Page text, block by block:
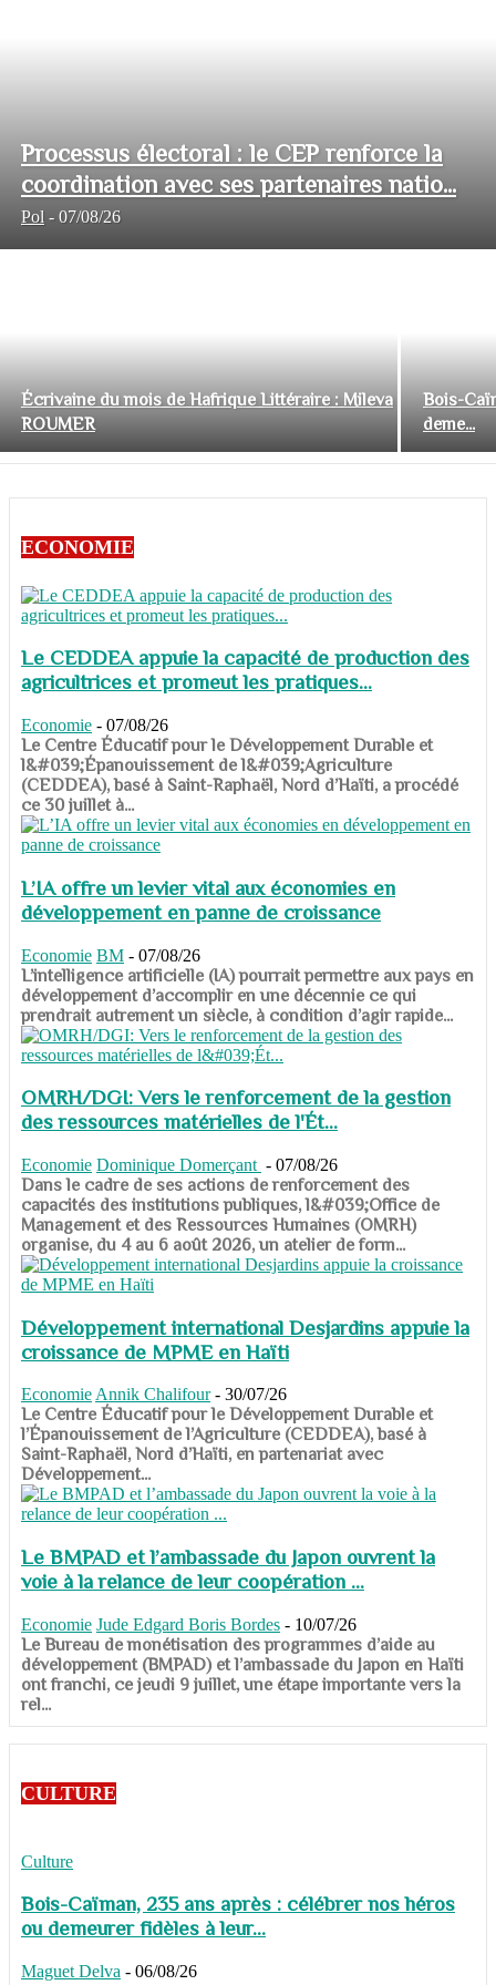
Processus électoral : le CEP renforce la
coordination avec ses partenaires natio...
Pol - 07/08/26
Écrivaine du mois de Hafrique Littéraire : Mileva
ROUMER
Bois-
deme...
ECONOMIE
Le CEDDEA appuie la capacité de production des
agricultrices et promeut les pratiques...
Economie - 07/08/26
​​​​​​​Le Centre Éducatif pour le Développement Durable et
l&#039;Épanouissement de l&#039;Agriculture
(CEDDEA), basé à Saint-Raphaël, Nord d’Haïti, a procédé
ce 30 juillet à...
L’IA offre un levier vital aux économies en
développement en panne de croissance
Economie BM - 07/08/26
​​​​​​​L’intelligence artificielle (IA) pourrait permettre aux pays en
développement d’accomplir en une décennie ce qui
prendrait autrement un siècle, à condition d’agir rapide...
OMRH/DGI: Vers le renforcement de la gestion
des ressources matérielles de l'Ét...
Economie Dominique Domerçant - 07/08/26
Dans le cadre de ses actions de renforcement des
capacités des institutions publiques, l&#039;Office de
Management et des Ressources Humaines (OMRH)
organise, du 4 au 6 août 2026, un atelier de form...
Développement international Desjardins appuie la
croissance de MPME en Haïti
Economie Annik Chalifour - 30/07/26
​​​​​​​Le Centre Éducatif pour le Développement Durable et
l’Épanouissement de l’Agriculture (CEDDEA), basé à
Saint-Raphaël, Nord d’Haïti, en partenariat avec
Développement...
Le BMPAD et l’ambassade du Japon ouvrent la
voie à la relance de leur coopération ...
Economie Jude Edgard Boris Bordes - 10/07/26
​​​​​​​Le Bureau de monétisation des programmes d’aide au
développement (BMPAD) et l’ambassade du Japon en Haïti
ont franchi, ce jeudi 9 juillet, une étape importante vers la
rel...
CULTURE
Culture
Bois-Caïman, 235 ans après : célébrer nos héros
ou demeurer fidèles à leur...
Maguet Delva - 06/08/26